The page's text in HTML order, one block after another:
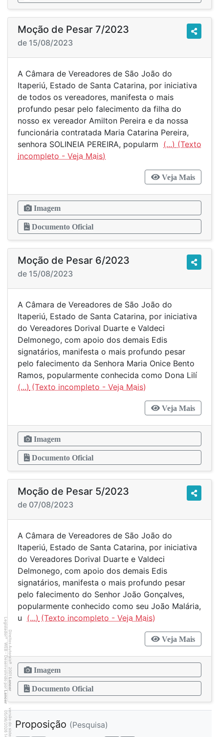
Moção de Pesar 7/2023
de 15/08/2023
A Câmara de Vereadores de São João do
Itaperiú, Estado de Santa Catarina, por iniciativa
de todos os vereadores, manifesta o mais
profundo pesar pelo falecimento da filha do
nosso ex vereador Amilton Pereira e da nossa
funcionária contratada Maria Catarina Pereira,
senhora SOLINEIA PEREIRA, popularm (...)
Veja Mais
Imagem
Documento Oficial
Moção de Pesar 6/2023
de 15/08/2023
A Câmara de Vereadores de São João do
Itaperiú, Estado de Santa Catarina, por iniciativa
do Vereadores Dorival Duarte e Valdeci
Delmonego, com apoio dos demais Edis
signatários, manifesta o mais profundo pesar
pelo falecimento da Senhora Maria Onice Bento
Ramos, popularmente conhecida como Dona Lilí
(...)
Veja Mais
Imagem
Documento Oficial
Moção de Pesar 5/2023
de 07/08/2023
A Câmara de Vereadores de São João do
Itaperiú, Estado de Santa Catarina, por iniciativa
do Vereadores Dorival Duarte e Valdeci
Delmonego, com apoio dos demais Edis
signatários, manifesta o mais profundo pesar
pelo falecimento do Senhor João Gonçalves,
popularmente conhecido como seu João Malária,
u (...)
Veja Mais
Imagem
Documento Oficial
Proposição (Pesquisa)
Direitos Autorais
©
2001
Lancer
Legislador
®
WEB - Desenvolvido por
Lancer
7
1
4
:3
9
0
5
/
0
6
/
2
0
2
6